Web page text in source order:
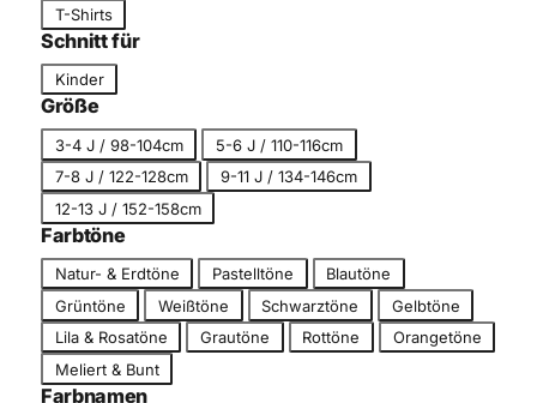
e
n
a
t
e
g
r
i
e
T-Shirts
Schnitt für
c
h
n
t
Kinder
Größe
r
ö
ß
e
3-4 J / 98-104cm
5-6 J / 110-116cm
7-8 J / 122-128cm
9-11 J / 134-146cm
12-13 J / 152-158cm
Farbtöne
a
r
b
Natur- & Erdtöne Pastelltöne
Blautöne
Grüntöne
Weißtöne Schwarztöne
Gelbtöne
Lila & Rosatöne
Grautöne Rottöne
Orangetöne
Meliert & Bunt
Farbnamen